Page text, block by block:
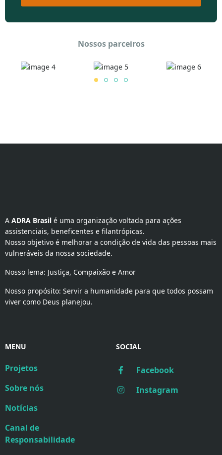
Nossos parceiros
A ADRA Brasil é uma organização voltada para ações
assistenciais, beneficentes e filantrópicas.
Nosso objetivo é melhorar a condição de vida das pessoas mais
vulneráveis da nossa sociedade.
Nosso lema: Justiça, Compaixão e Amor
Nosso propósito: Servir a humanidade para que todos possam
viver como Deus planejou.
MENU
Projetos
Sobre nós
Notícias
Canal de
Responsabilidade
SOCIAL
Facebook
Instagram